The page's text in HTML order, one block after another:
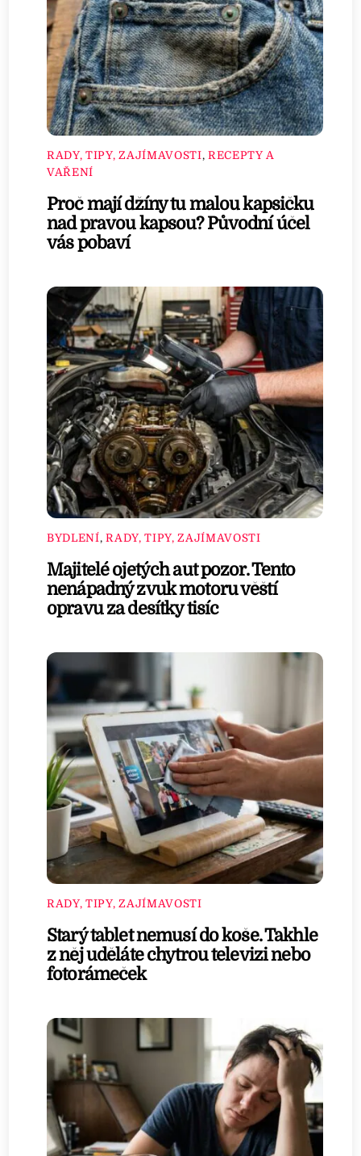
RADY, TIPY, ZAJÍMAVOSTI, RECEPTY A
VAŘENÍ
Proč mají džíny tu malou kapsičku
nad pravou kapsou? Původní účel
vás pobaví
BYDLENÍ,RADY, TIPY, ZAJÍMAVOSTI
Majitelé ojetých aut pozor. Tento
nenápadný zvuk motoru věští
opravu za desítky tisíc
RADY, TIPY, ZAJÍMAVOSTI
Starý tablet nemusí do koše. Takhle
z něj uděláte chytrou televizi nebo
fotorámeček